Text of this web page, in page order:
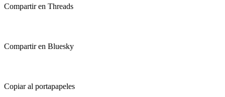
Compartir en Threads
Compartir en Bluesky
Copiar al portapapeles